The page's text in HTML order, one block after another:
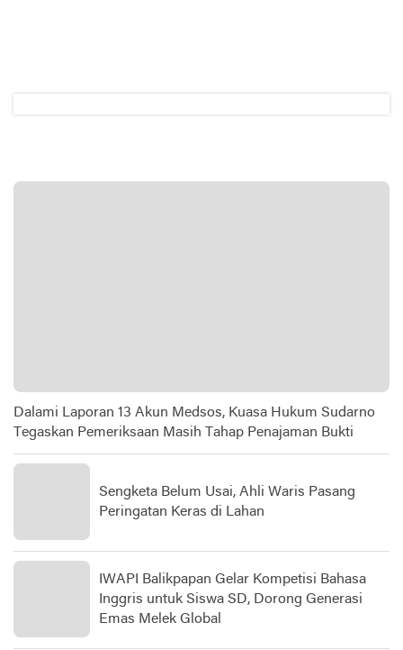
Dalami Laporan 13 Akun Medsos, Kuasa Hukum Sudarno
Tegaskan Pemeriksaan Masih Tahap Penajaman Bukti
Sengketa Belum Usai, Ahli Waris Pasang
Peringatan Keras di Lahan
IWAPI Balikpapan Gelar Kompetisi Bahasa
Inggris untuk Siswa SD, Dorong Generasi
Emas Melek Global